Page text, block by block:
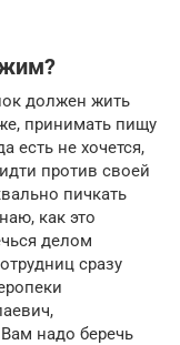
должен жить
принимать пищу
есть не хочется,
против своей
пичкать
как это
делом
сразу
надо беречь